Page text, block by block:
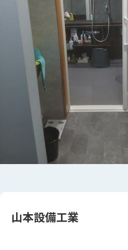
山本設備工業